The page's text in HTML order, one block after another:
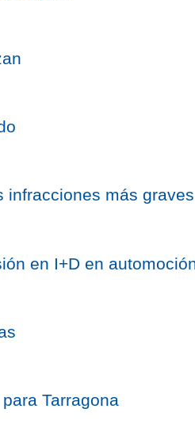
infracciones más graves
en I+D en
Tarragona